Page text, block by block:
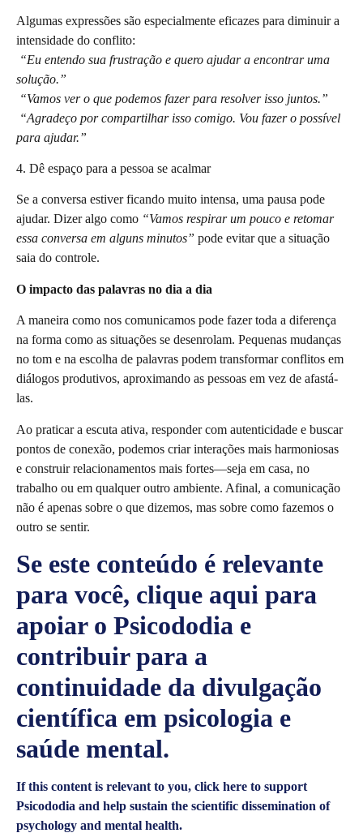
Algumas expressões são especialmente eficazes para diminuir a
intensidade do conflito:
“Eu entendo sua frustração e quero ajudar a encontrar uma
solução.”
“Vamos ver o que podemos fazer para resolver isso juntos.”
“Agradeço por compartilhar isso comigo. Vou fazer o possível
para ajudar.”
4. Dê espaço para a pessoa se acalmar
Se a conversa estiver ficando muito intensa, uma pausa pode
ajudar. Dizer algo como “Vamos respirar um pouco e retomar
essa conversa em alguns minutos” pode evitar que a situação
saia do controle.
O impacto das palavras no dia a dia
A maneira como nos comunicamos pode fazer toda a diferença
na forma como as situações se desenrolam. Pequenas mudanças
no tom e na escolha de palavras podem transformar conflitos em
diálogos produtivos, aproximando as pessoas em vez de afastá-
las.
Ao praticar a escuta ativa, responder com autenticidade e buscar
pontos de conexão, podemos criar interações mais harmoniosas
e construir relacionamentos mais fortes—seja em casa, no
trabalho ou em qualquer outro ambiente. Afinal, a comunicação
não é apenas sobre o que dizemos, mas sobre como fazemos o
outro se sentir.
Se este conteúdo é relevante
para você, clique aqui para
apoiar o Psicododia e
contribuir para a
continuidade da divulgação
científica em psicologia e
saúde mental.
If this content is relevant to you, click here to support
Psicododia and help sustain the scientific dissemination of
psychology and mental health.